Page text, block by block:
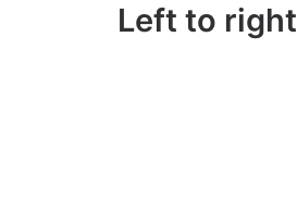
Left to right